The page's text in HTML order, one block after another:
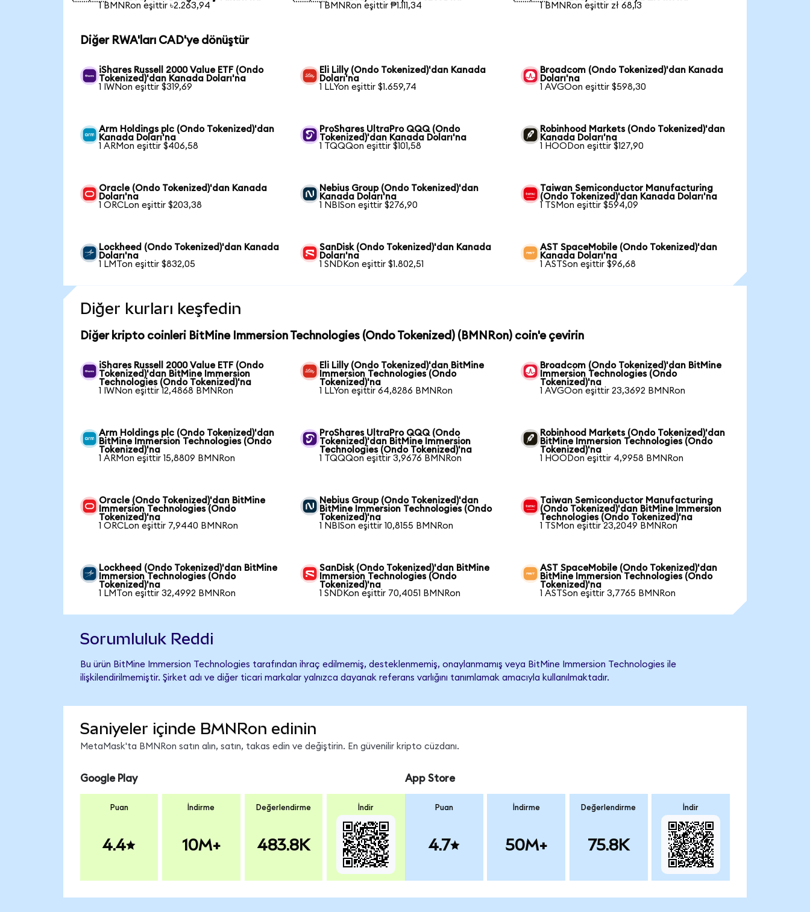
1 BMNRon eşittir ৳2.263,94
1 BMNRon eşittir ₱1.111,34
1 BMNRon eşittir zł 68,13
Diğer RWA'ları CAD'ye dönüştür
iShares Russell 2000 Value ETF (Ondo
Tokenized)'dan Kanada Doları'na
1 IWNon eşittir $319,69
Eli Lilly (Ondo Tokenized)'dan Kanada
Doları'na
1 LLYon eşittir $1.659,74
Broadcom (Ondo Tokenized)'dan Kanada
Doları'na
1 AVGOon eşittir $598,30
Arm Holdings plc (Ondo Tokenized)'dan
Kanada Doları'na
1 ARMon eşittir $406,58
ProShares UltraPro QQQ (Ondo
Tokenized)'dan Kanada Doları'na
1 TQQQon eşittir $101,58
Robinhood Markets (Ondo Tokenized)'dan
Kanada Doları'na
1 HOODon eşittir $127,90
Oracle (Ondo Tokenized)'dan Kanada
Doları'na
1 ORCLon eşittir $203,38
Nebius Group (Ondo Tokenized)'dan
Kanada Doları'na
1 NBISon eşittir $276,90
Taiwan Semiconductor Manufacturing
(Ondo Tokenized)'dan Kanada Doları'na
1 TSMon eşittir $594,09
Lockheed (Ondo Tokenized)'dan Kanada
Doları'na
1 LMTon eşittir $832,05
SanDisk (Ondo Tokenized)'dan Kanada
Doları'na
1 SNDKon eşittir $1.802,51
AST SpaceMobile (Ondo Tokenized)'dan
Kanada Doları'na
1 ASTSon eşittir $96,68
Diğer kurları keşfedin
Diğer kripto coinleri BitMine Immersion Technologies (Ondo Tokenized) (BMNRon) coin'e çevirin
iShares Russell 2000 Value ETF (Ondo
Tokenized)'dan BitMine Immersion
Technologies (Ondo Tokenized)'na
1 IWNon eşittir 12,4868 BMNRon
Eli Lilly (Ondo Tokenized)'dan BitMine
Immersion Technologies (Ondo
Tokenized)'na
1 LLYon eşittir 64,8286 BMNRon
Broadcom (Ondo Tokenized)'dan BitMine
Immersion Technologies (Ondo
Tokenized)'na
1 AVGOon eşittir 23,3692 BMNRon
Arm Holdings plc (Ondo Tokenized)'dan
BitMine Immersion Technologies (Ondo
Tokenized)'na
1 ARMon eşittir 15,8809 BMNRon
ProShares UltraPro QQQ (Ondo
Tokenized)'dan BitMine Immersion
Technologies (Ondo Tokenized)'na
1 TQQQon eşittir 3,9676 BMNRon
Robinhood Markets (Ondo Tokenized)'dan
BitMine Immersion Technologies (Ondo
Tokenized)'na
1 HOODon eşittir 4,9958 BMNRon
Oracle (Ondo Tokenized)'dan BitMine
Immersion Technologies (Ondo
Tokenized)'na
1 ORCLon eşittir 7,9440 BMNRon
Nebius Group (Ondo Tokenized)'dan
BitMine Immersion Technologies (Ondo
Tokenized)'na
1 NBISon eşittir 10,8155 BMNRon
Taiwan Semiconductor Manufacturing
(Ondo Tokenized)'dan BitMine Immersion
Technologies (Ondo Tokenized)'na
1 TSMon eşittir 23,2049 BMNRon
Lockheed (Ondo Tokenized)'dan BitMine
Immersion Technologies (Ondo
Tokenized)'na
1 LMTon eşittir 32,4992 BMNRon
SanDisk (Ondo Tokenized)'dan BitMine
Immersion Technologies (Ondo
Tokenized)'na
1 SNDKon eşittir 70,4051 BMNRon
AST SpaceMobile (Ondo Tokenized)'dan
BitMine Immersion Technologies (Ondo
Tokenized)'na
1 ASTSon eşittir 3,7765 BMNRon
Sorumluluk Reddi
Bu ürün BitMine Immersion Technologies tarafından ihraç edilmemiş, desteklenmemiş, onaylanmamış veya BitMine Immersion Technologies ile
ilişkilendirilmemiştir. Şirket adı ve diğer ticari markalar yalnızca dayanak referans varlığını tanımlamak amacıyla kullanılmaktadır.
Saniyeler içinde BMNRon edinin
MetaMask'ta BMNRon satın alın, satın, takas edin ve değiştirin. En güvenilir kripto cüzdanı.
Google Play
Puan
4.4
İndirme
10M+
Değerlendirme
483.8K
İndir
App Store
Puan
4.7
İndirme
50M+
Değerlendirme
75.8K
İndir